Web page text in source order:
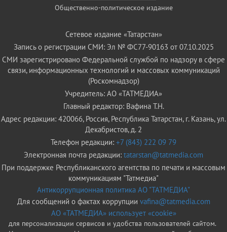
Общественно-политическое издание
Сетевое издание «Татарстан»
Запись о регистрации СМИ: Эл № ФС77-90163 от 07.10.2025
СМИ зарегистрировано Федеральной службой по надзору в сфере
связи, информационных технологий и массовых коммуникаций
(Роскомнадзор)
Учредитель: АО «ТАТМЕДИА»
Главный редактор: Вафина Т.Н.
Адрес редакции: 420066, Россия, Республика Татарстан, г. Казань, ул.
Декабристов, д. 2
Телефон редакции: +7 (843) 222 09 79
Электронная почта редакции: tatarstan@tatmedia.com
При поддержке Республиканского агентства по печати и массовым
коммуникациям "Татмедиа"
Антикоррупционная политика АО "ТАТМЕДИА"
Для сообщений о фактах коррупции vafina@tatmedia.com
АО «ТАТМЕДИА» использует «cookie»
для персонализации сервисов и удобства пользователей сайтом.